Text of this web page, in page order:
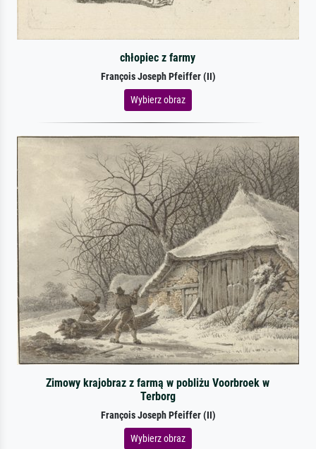
chłopiec z farmy
François Joseph Pfeiffer (II)
Wybierz obraz
Zimowy krajobraz z farmą w pobliżu Voorbroek w
Terborg
François Joseph Pfeiffer (II)
Wybierz obraz